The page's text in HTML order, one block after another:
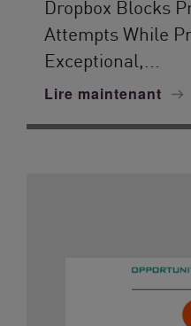
Dropbox Blocks
Attempts While
Exceptional,...
Lire maintenant